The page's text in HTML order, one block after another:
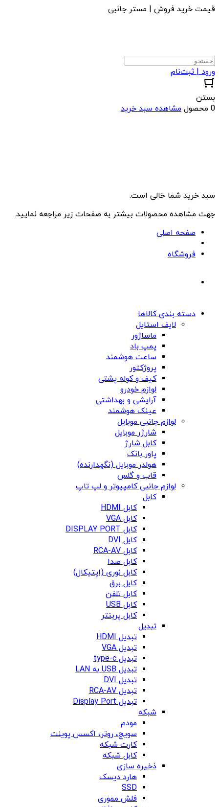
قیمت خرید فروش | مستر جانبی
ورود | ثبت‌نام
بستن
0 محصول
مشاهده سبد خرید
سبد خرید شما خالی است.
جهت مشاهده محصولات بیشتر به صفحات زیر مراجعه نمایید.
صفحه اصلی
فروشگاه
دسته بندی کالاها
لایف استایل
ماساژور
پمپ باد
ساعت هوشمند
پروژکتور
کیف و کوله پشتی
لوازم خودرو
آرایشی و بهداشتی
عینک هوشمند
لوازم جانبی موبایل
شارژر موبایل
کابل شارژ
پاور بانک
هولدر موبایل (نگهدارنده)
قاب و گلس
لوازم جانبی کامپیوتر و لپ تاپ
کابل
کابل HDMI
کابل VGA
کابل DISPLAY PORT
کابل DVI
کابل RCA-AV
کابل صدا
کابل نوری (اپتیکال)
کابل برق
کابل تلفن
کابل USB
کابل پرینتر
تبدیل
تبدیل HDMI
تبدیل VGA
تبدیل type-c
تبدیل USB به LAN
تبدیل DVI
تبدیل RCA-AV
تبدیل Display Port
شبکه
مودم
سویچ، روتر، اکسس پوینت
کارت شبکه
کابل شبکه
ذخیره سازی
هارد دیسک
SSD
فلش مموری